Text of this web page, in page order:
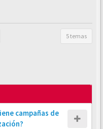
5 temas
campañas de